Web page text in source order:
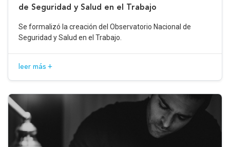
de Seguridad y Salud en el Trabajo
Se formalizó la creación del Observatorio Nacional de
Seguridad y Salud en el Trabajo.
leer más +